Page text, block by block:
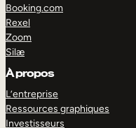
Booking.com
Rexel
Zoom
Silæ
À propos
L’entreprise
Ressources graphiques
Investisseurs